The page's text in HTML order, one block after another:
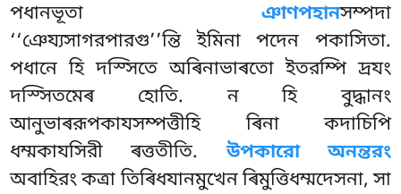
পধানভূতা ঞাণপহানসম্পদা
‘‘ঞেয্যসাগরপারগু’’ন্তি ইমিনা পদেন পকাসিতা.
পধানে হি দস্সিতে অৰিনাভাৰতো ইতরম্পি দ্ৰযং
দস্সিতমেৰ হোতি. ন হি বুদ্ধানং
আনুভাৰরূপকাযসম্পত্তীহি ৰিনা কদাচিপি
ধম্মকাযসিরী ৰত্ততীতি.উপকারো অনন্তরং
অবাহিরং কত্ৰা তিৰিধযানমুখেন ৰিমুত্তিধম্মদেসনা, সা